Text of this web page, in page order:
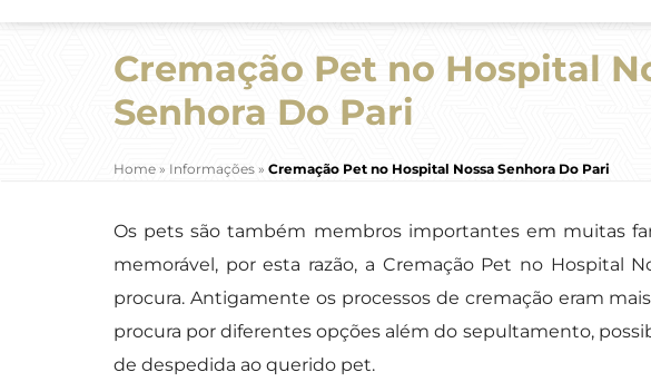
Cremação Pet no Hospital
Senhora Do Pari
Home » Informações » Cremação Pet no Hospital Nossa Senhora Do Pari
Os pets são também membros importantes em muitas
memorável, por esta razão, a Cremação Pet no Hospital
procura. Antigamente os processos de cremação eram
procura por diferentes opções além do sepultamento,
de despedida ao querido pet.